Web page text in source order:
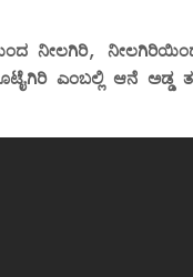
ನೀಲಗಿರಿ, ನೀಲಗಿರಿಯಿಂದ
ಎಂಬಲ್ಲಿ ಆನೆ ಅಡ್ಡ